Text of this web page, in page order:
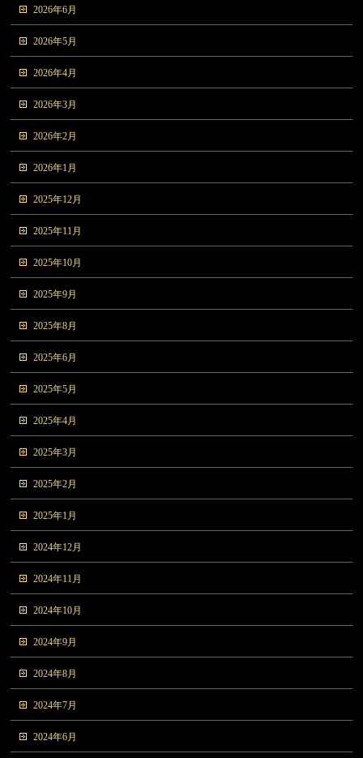
2026年6月
2026年5月
2026年4月
2026年3月
2026年2月
2026年1月
2025年12月
2025年11月
2025年10月
2025年9月
2025年8月
2025年6月
2025年5月
2025年4月
2025年3月
2025年2月
2025年1月
2024年12月
2024年11月
2024年10月
2024年9月
2024年8月
2024年7月
2024年6月